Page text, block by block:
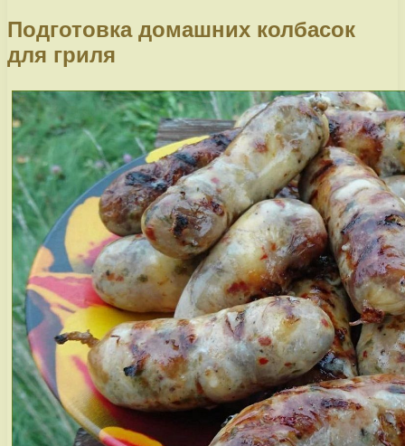
Подготовка домашних колбасок
для гриля